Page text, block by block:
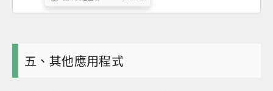
五、其他應用程式